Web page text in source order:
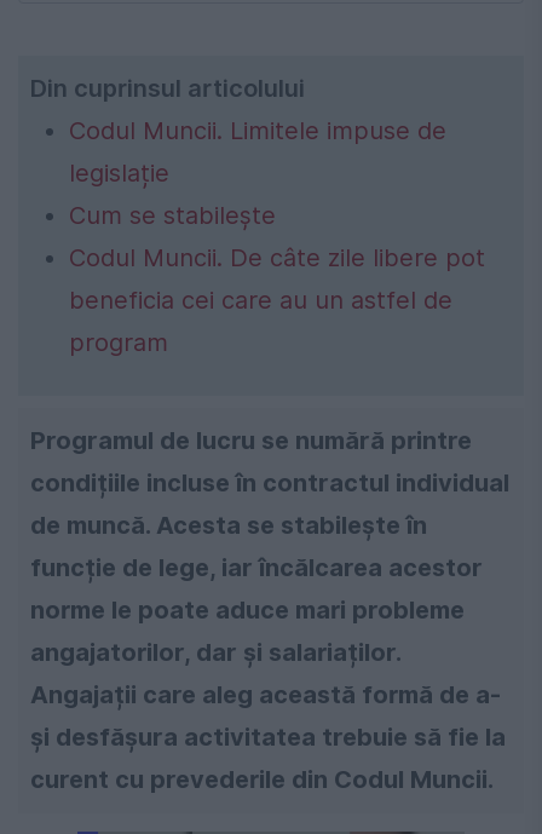
Din cuprinsul articolului
Codul Muncii. Limitele impuse de
legislație
Cum se stabilește
Codul Muncii. De câte zile libere pot
beneficia cei care au un astfel de
program
Programul de lucru se numără printre
condițiile incluse în contractul individual
de muncă. Acesta se stabilește în
funcție de lege, iar încălcarea acestor
norme le poate aduce mari probleme
angajatorilor, dar și salariaților.
Angajații care aleg această formă de a-
și desfășura activitatea trebuie să fie la
curent cu prevederile din Codul Muncii.